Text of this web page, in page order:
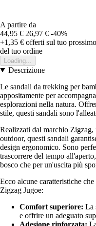
A partire da
44,95 € 26,97 € -40%
+1,35 € offerti sul tuo
del tuo ordine
Loading...
Descrizione
Le sandali da trekking per
appositamente per
esplorazioni nella natura.
stile, questi sandali sono
Realizzati dal marchio Zigzag,
outdoor, questi sandali
design ergonomico. Sono
trascorrere del tempo
bosco che per un'uscita più
Ecco alcune caratteristiche
Zigzag Jugoe:
Comfort superiore: La
e offrire un adeguato
Adesione rinforzata: